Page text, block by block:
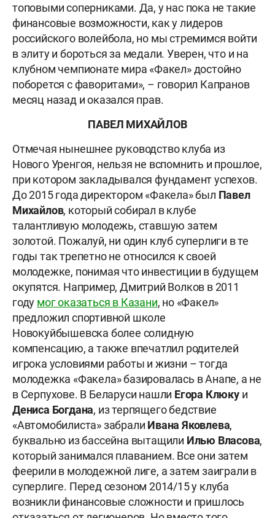
топовыми соперниками. Да, у нас пока не такие
финансовые возможности, как у лидеров
российского волейбола, но мы стремимся войти
в элиту и бороться за медали. Уверен, что и на
клубном чемпионате мира «Факел» достойно
поборется с фаворитами», – говорил Капранов
месяц назад и оказался прав.
ПАВЕЛ МИХАЙЛОВ
Отмечая нынешнее руководство клуба из
Нового Уренгоя, нельзя не вспомнить и прошлое,
при котором закладывался фундамент успехов.
До 2015 года директором «Факела» был Павел
Михайлов, который собирал в клубе
талантливую молодежь, ставшую затем
золотой. Пожалуй, ни один клуб суперлиги в те
годы так трепетно не относился к своей
молодежке, понимая что инвестиции в будущем
окупятся. Например, Дмитрий Волков в 2011
году мог оказаться в Казани, но «Факел»
предложил спортивной школе
Новокуйбышевска более солидную
компенсацию, а также впечатлил родителей
игрока условиями работы и жизни – тогда
молодежка «Факела» базировалась в Анапе, а не
в Серпухове. В Беларуси нашли Егора Клюку и
Дениса Богдана, из терпящего бедствие
«Автомобилиста» забрали Ивана Яковлева,
буквально из бассейна вытащили Илью Власова,
который занимался плаванием. Все они затем
феерили в молодежной лиге, а затем заиграли в
суперлиге. Перед сезоном 2014/15 у клуба
возникли финансовые сложности и пришлось